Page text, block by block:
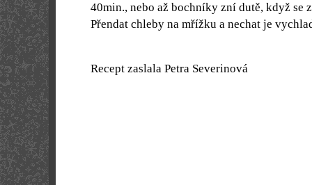
40min., nebo až bochníky zní dutě, když se
Přendat chleby na mřížku a nechat je
Recept zaslala Petra Severinová